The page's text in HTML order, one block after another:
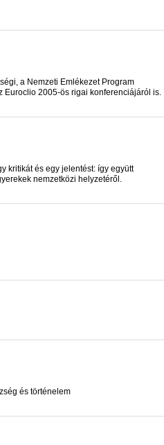
a Nemzeti Emlékezet Program
2005-ös rigai konferenciájáról is.
kritikát és egy jelentést: így együtt
nemzetközi helyzetéről.
és történelem